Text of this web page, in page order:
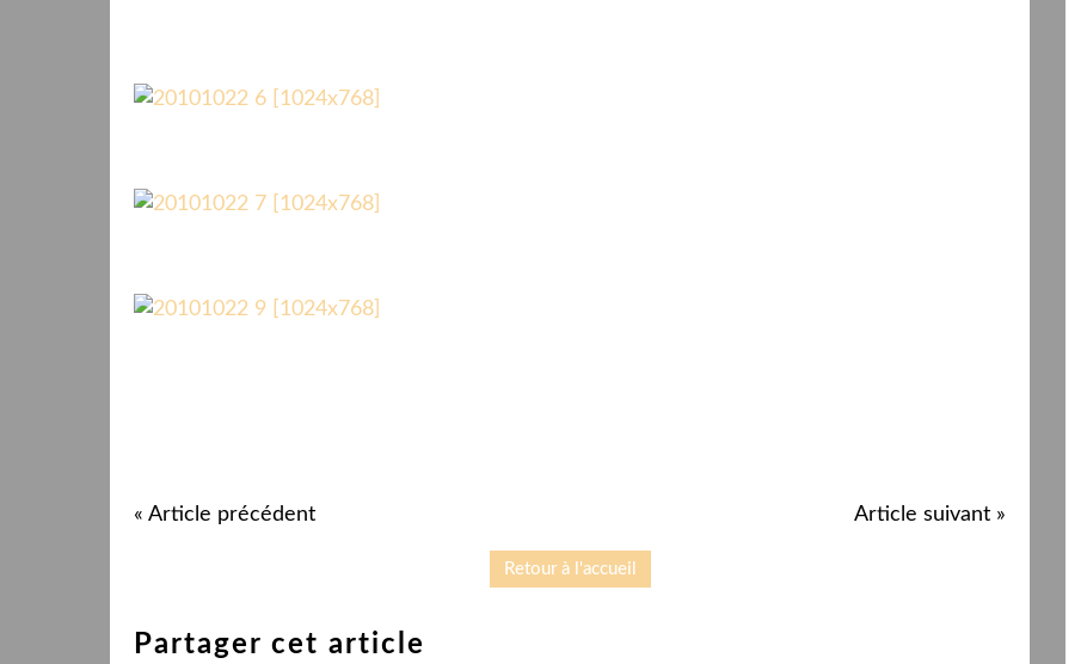
« Article précédent Article suivant »
Retour à l'accueil
Partager cet article